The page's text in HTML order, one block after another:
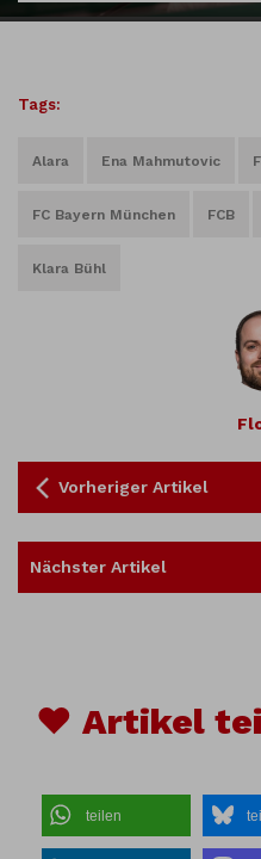
Tags:
Alara Ena Mahmutovic
FC Bayern München FCB
Klara Bühl
Vorheriger Artikel
Nächster Artikel
♥ Artikel
teilen